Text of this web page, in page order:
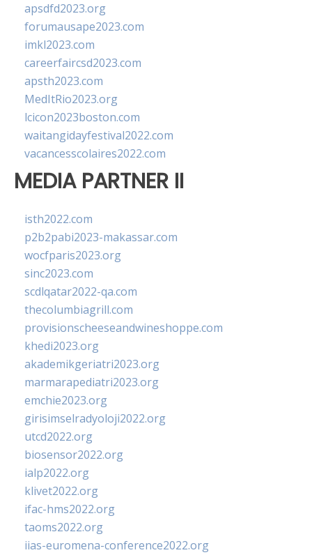
apsdfd2023.org
forumausape2023.com
imkl2023.com
careerfaircsd2023.com
apsth2023.com
MedItRio2023.org
lcicon2023boston.com
waitangidayfestival2022.com
vacancesscolaires2022.com
MEDIA PARTNER II
isth2022.com
p2b2pabi2023-makassar.com
wocfparis2023.org
sinc2023.com
scdlqatar2022-qa.com
thecolumbiagrill.com
provisionscheeseandwineshoppe.com
khedi2023.org
akademikgeriatri2023.org
marmarapediatri2023.org
emchie2023.org
girisimselradyoloji2022.org
utcd2022.org
biosensor2022.org
ialp2022.org
klivet2022.org
ifac-hms2022.org
taoms2022.org
iias-euromena-conference2022.org